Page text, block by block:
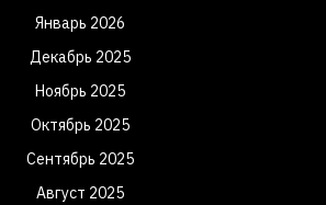
Январь 2026
Декабрь 2025
Ноябрь 2025
Октябрь 2025
Сентябрь 2025
Август 2025